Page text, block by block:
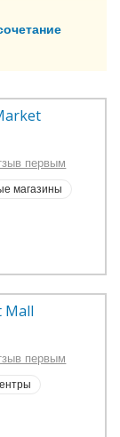
первым
магазины
Mall
первым